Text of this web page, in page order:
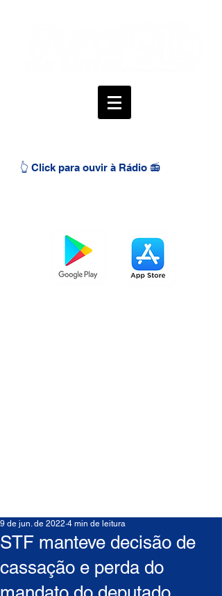
👆 Click para ouvir à Rádio 📻
STF manteve decisão de
cassação e perda do
9 de jun. de 2022 4 min de leitura